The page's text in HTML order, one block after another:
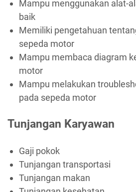
Mampu menggunakan alat-
baik
Memiliki pengetahuan
sepeda motor
Mampu membaca diagram
motor
Mampu melakukan
pada sepeda motor
Tunjangan Karyawan
Gaji pokok
Tunjangan transportasi
Tunjangan makan